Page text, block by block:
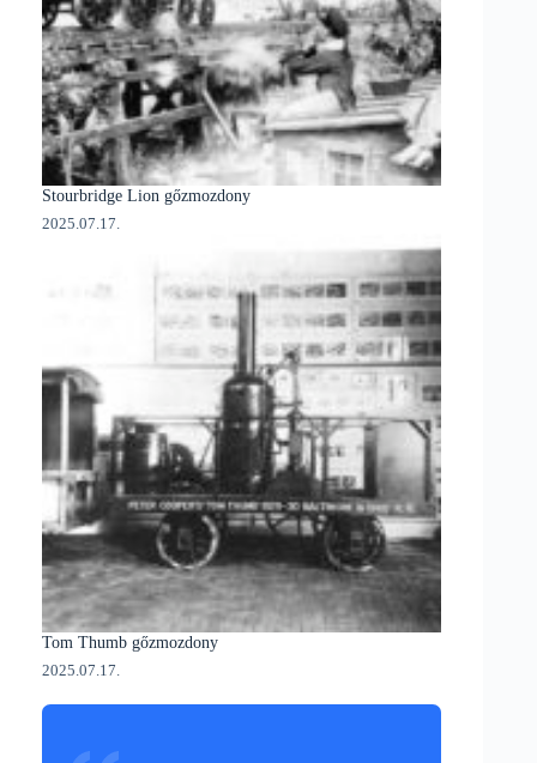
Stourbridge Lion gőzmozdony
2025.07.17.
Tom Thumb gőzmozdony
2025.07.17.